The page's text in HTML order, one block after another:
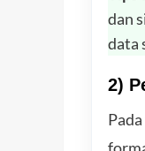
dan
data
2)